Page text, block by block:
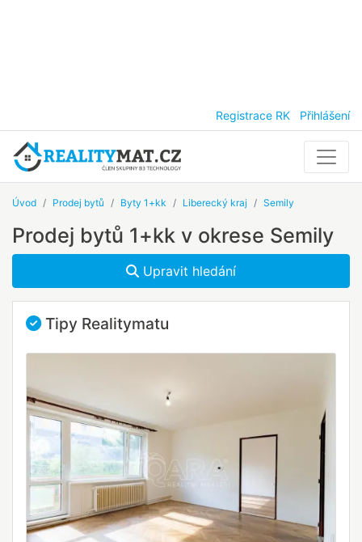
Registrace RK Přihlášení
Úvod Prodej bytů Byty 1+kk Liberecký kraj Semily
Prodej bytů 1+kk v okrese Semily
Upravit hledání
Tipy Realitymatu